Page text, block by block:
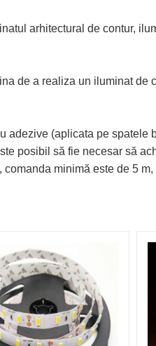
arhitectural de contur,
de a realiza un iluminat
adezive (aplicata pe spatele
posibil să fie necesar să
minimă este de 5